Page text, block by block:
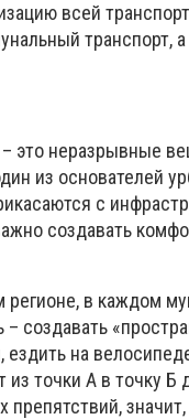
всей
транспорт,
это неразрывные
из основателей
с
создавать
в каждом
создавать
на
из точки А в точку